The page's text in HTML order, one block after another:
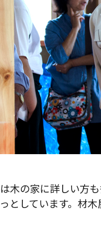
木の家に詳しい方
としています。材